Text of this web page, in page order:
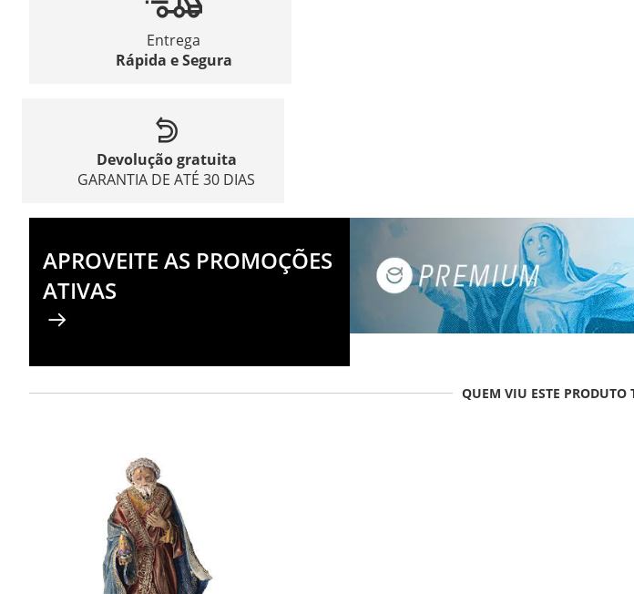
Entrega
Rápida e Segura
Devolução gratuita
GARANTIA DE ATÉ 30 DIAS
APROVEITE AS PROMOÇÕES
ATIVAS
QUEM VIU ESTE PRODUTO